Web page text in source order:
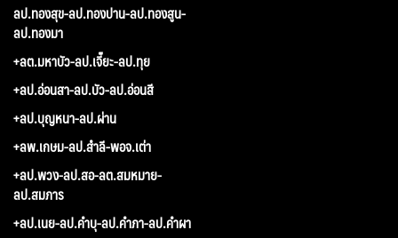
ลป.ทองสุข-ลป.ทองปาน-ลป.ทองสูน-
ลป.ทองมา
+ลต.มหาบัว-ลป.เจี๊ยะ-ลป.ทุย
+ลป.อ่อนสา-ลป.บัว-ลป.อ่อนสี
+ลป.บุญหนา-ลป.ผ่าน
+ลพ.เกษม-ลป.สำลี-พอจ.เต่า
+ลป.พวง-ลป.สอ-ลต.สมหมาย-
ลป.สมภาร
+ลป.เนย-ลป.คำบุ-ลป.คำภา-ลป.คำผา